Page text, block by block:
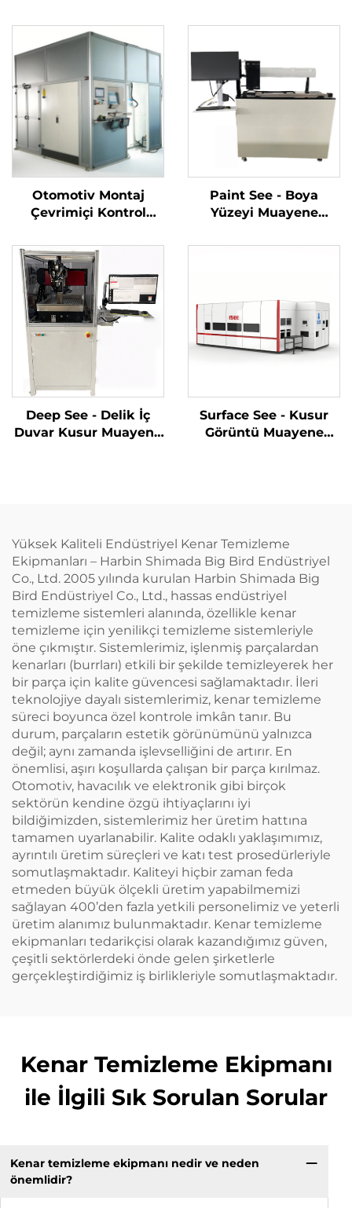
Otomotiv Montaj
Çevrimiçi Kontrol
Paint See - Boya
Yüzeyi Muayene
Deep See - Delik İç
Duvar Kusur Muayene
Surface See - Kusur
Görüntü Muayene
Yüksek Kaliteli Endüstriyel Kenar Temizleme
Ekipmanları – Harbin Shimada Big Bird Endüstriyel
Co., Ltd. 2005 yılında kurulan Harbin Shimada Big
Bird Endüstriyel Co., Ltd., hassas endüstriyel
temizleme sistemleri alanında, özellikle kenar
temizleme için yenilikçi temizleme sistemleriyle
öne çıkmıştır. Sistemlerimiz, işlenmiş parçalardan
kenarları (burrları) etkili bir şekilde temizleyerek her
bir parça için kalite güvencesi sağlamaktadır. İleri
teknolojiye dayalı sistemlerimiz, kenar temizleme
süreci boyunca özel kontrole imkân tanır. Bu
durum, parçaların estetik görünümünü yalnızca
değil; aynı zamanda işlevselliğini de artırır. En
önemlisi, aşırı koşullarda çalışan bir parça kırılmaz.
Otomotiv, havacılık ve elektronik gibi birçok
sektörün kendine özgü ihtiyaçlarını iyi
bildiğimizden, sistemlerimiz her üretim hattına
tamamen uyarlanabilir. Kalite odaklı yaklaşımımız,
ayrıntılı üretim süreçleri ve katı test prosedürleriyle
somutlaşmaktadır. Kaliteyi hiçbir zaman feda
etmeden büyük ölçekli üretim yapabilmemizi
sağlayan 400’den fazla yetkili personelimiz ve yeterli
üretim alanımız bulunmaktadır. Kenar temizleme
ekipmanları tedarikçisi olarak kazandığımız güven,
çeşitli sektörlerdeki önde gelen şirketlerle
gerçekleştirdiğimiz iş birlikleriyle somutlaşmaktadır.
Kenar Temizleme Ekipmanı
ile İlgili Sık Sorulan Sorular
Kenar temizleme ekipmanı nedir ve neden
önemlidir?